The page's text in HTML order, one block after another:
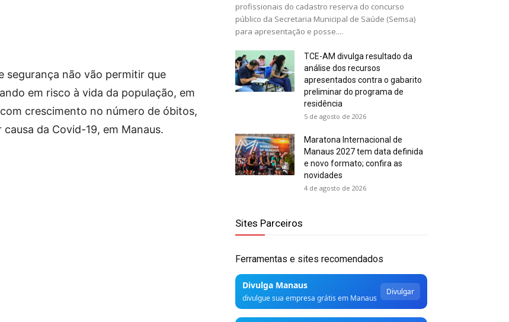
segurança não vão permitir que
em risco à vida da população, em
crescimento no número de óbitos,
da Covid-19, em Manaus.
profissionais do cadastro reserva do concurso
público da Secretaria Municipal de Saúde (Semsa)
para apresentação e posse....
TCE-AM divulga resultado da
análise dos recursos
apresentados contra o gabarito
preliminar do programa de
residência
5 de agosto de 2026
Maratona Internacional de
Manaus 2027 tem data definida
e novo formato; confira as
novidades
4 de agosto de 2026
Sites Parceiros
Ferramentas e sites recomendados
Divulga Manaus
divulgue sua empresa grátis em Manaus
Divulgar